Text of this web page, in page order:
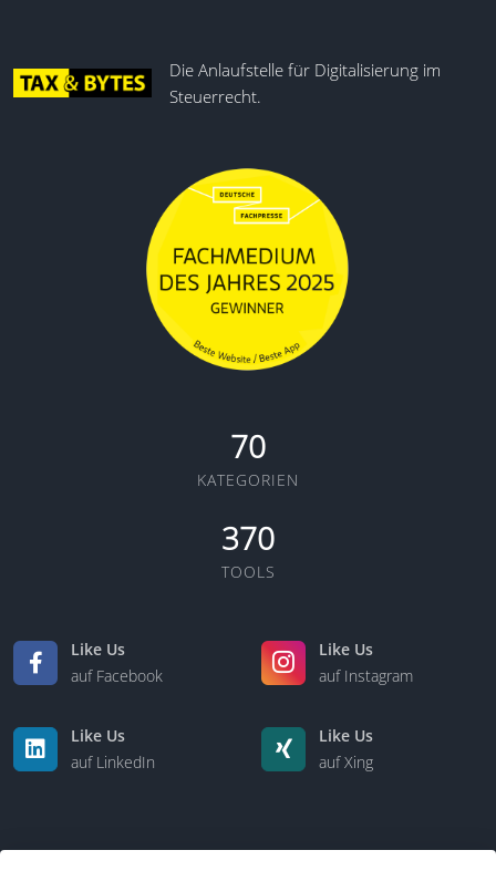
Die Anlaufstelle für Digitalisierung im
Steuerrecht.
70
KATEGORIEN
370
TOOLS
Like Us
auf Facebook
Like Us
auf Instagram
Like Us
auf LinkedIn
Like Us
auf Xing